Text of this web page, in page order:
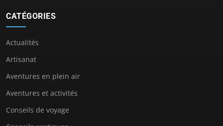
CATÉGORIES
Actualités
Artisanat
Aventures en plein air
Aventures et activités
Conseils de voyage